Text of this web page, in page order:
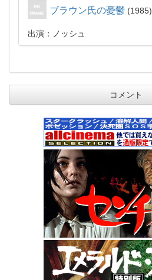
ブラウン氏の憂鬱 1985
出演：ノッシュ
コメント